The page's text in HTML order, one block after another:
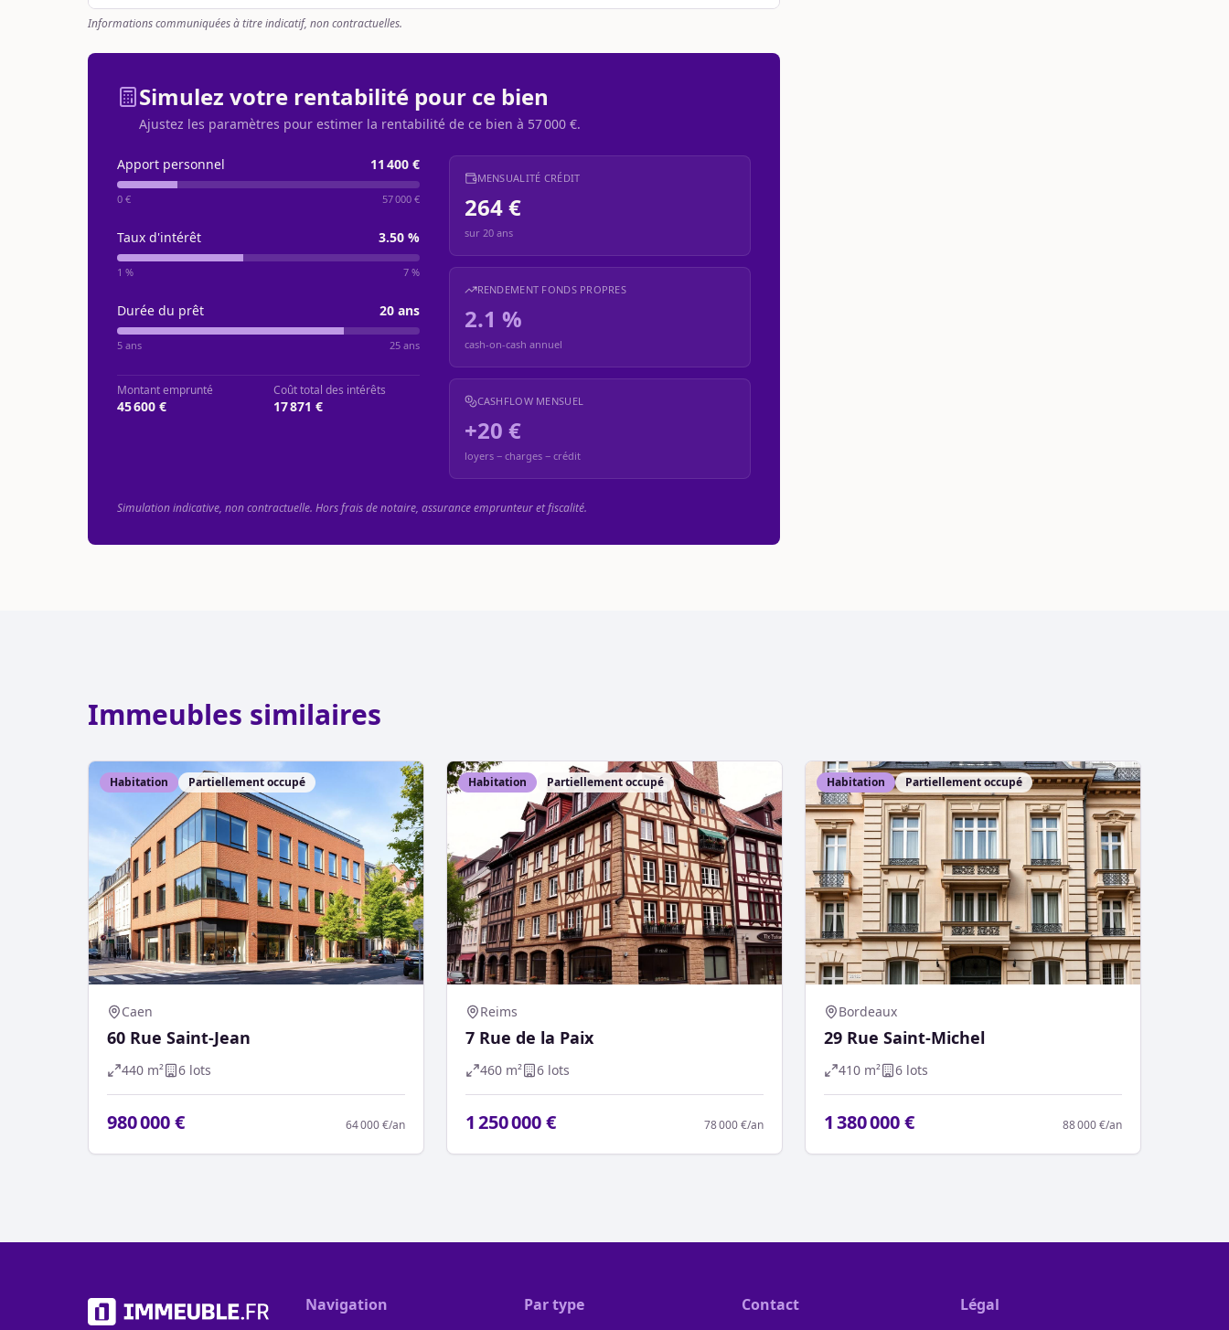
Informations communiquées à titre indicatif, non contractuelles.
Simulez votre rentabilité pour ce bien
Ajustez les paramètres pour estimer la rentabilité de ce bien à 57 000 €.
Apport personnel 11 400 €
0 € 57 000 €
Taux d'intérêt 3.50%
1 % 7 %
Durée du prêt 20ans
5 ans 25 ans
Montant emprunté
45 600 €
Coût total des intérêts
17 871 €
MENSUALITÉ CRÉDIT
264 €
sur 20ans
RENDEMENT FONDS PROPRES
2.1 %
cash-on-cash annuel
CASHFLOW MENSUEL
+20 €
loyers − charges − crédit
Simulation indicative, non contractuelle. Hors frais de notaire, assurance emprunteur et fiscalité.
Immeubles similaires
Habitation Partiellement occupé
Caen
60 Rue Saint-Jean
440 m² 6 lots
980 000 € 64 000 €/an
Habitation Partiellement occupé
Reims
7 Rue de la Paix
460 m² 6 lots
1 250 000 € 78 000 €/an
Habitation Partiellement occupé
Bordeaux
29 Rue Saint-Michel
410 m² 6 lots
1 380 000 € 88 000 €/an
Navigation Par type Contact Légal